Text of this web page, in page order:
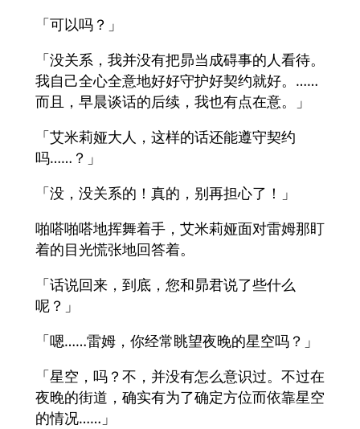
「可以吗？」
「没关系，我并没有把昴当成碍事的人看待。
我自己全心全意地好好守护好契约就好。……
而且，早晨谈话的后续，我也有点在意。」
「艾米莉娅大人，这样的话还能遵守契约
吗……？」
「没，没关系的！真的，别再担心了！」
啪嗒啪嗒地挥舞着手，艾米莉娅面对雷姆那盯
着的目光慌张地回答着。
「话说回来，到底，您和昴君说了些什么
呢？」
「嗯……雷姆，你经常眺望夜晚的星空吗？」
「星空，吗？不，并没有怎么意识过。不过在
夜晚的街道，确实有为了确定方位而依靠星空
的情况……」